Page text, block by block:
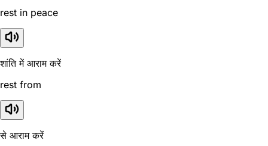
rest in peace
शांति में आराम करें
rest from
से आराम करें